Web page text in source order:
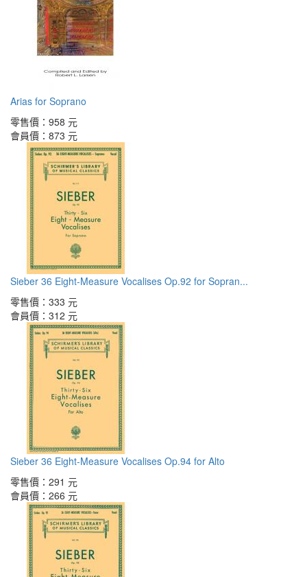
Arias for Soprano
零售價： 958 元
會員價： 873 元
Sieber 36 Eight-Measure Vocalises Op.92 for Sopran...
零售價： 333 元
會員價： 312 元
Sieber 36 Eight-Measure Vocalises Op.94 for Alto
零售價： 291 元
會員價： 266 元